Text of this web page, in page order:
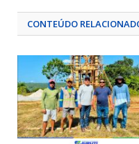
CONTEÚDO